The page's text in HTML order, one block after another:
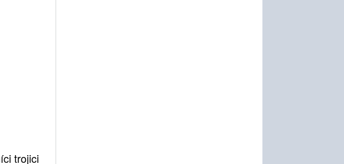
trojici